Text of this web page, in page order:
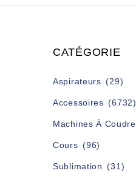
CATÉGORIE
Aspirateurs (29)
Accessoires (6732)
Machines À Coudre
Cours (96)
Sublimation (31)